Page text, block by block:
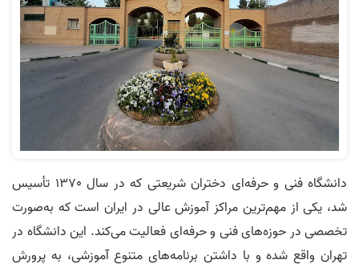
دانشگاه فنی و حرفه‌ای دختران شریعتی که در سال 1370 تأسیس
شد، یکی از مهم‌ترین مراکز آموزش عالی در ایران است که به‌صورت
تخصصی در حوزه‌های فنی و حرفه‌ای فعالیت می‌کند. این دانشگاه در
تهران واقع شده و با داشتن برنامه‌های متنوع آموزشی، به پرورش